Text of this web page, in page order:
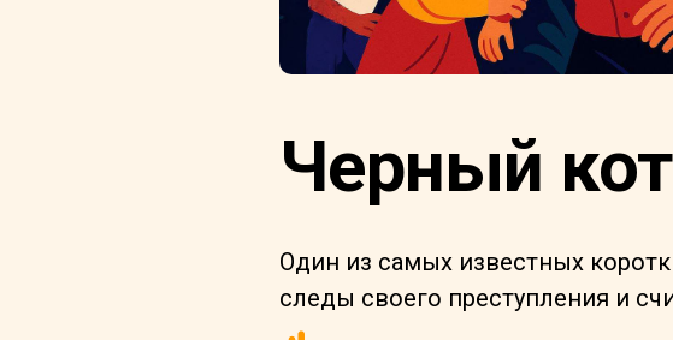
Черный
Один из самых известных
следы своего преступления и